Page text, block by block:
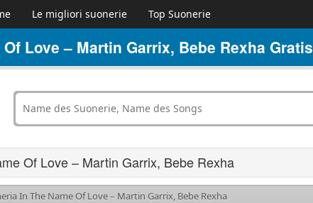
Le migliori suonerie Top Suonerie
Love – Martin Garrix, Bebe Rexha Gratis
Of Love – Martin Garrix, Bebe Rexha
In The Name Of Love – Martin Garrix, Bebe Rexha